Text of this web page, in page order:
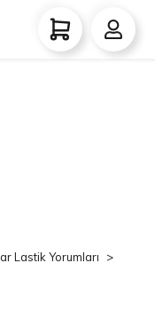
Lastik Yorumları